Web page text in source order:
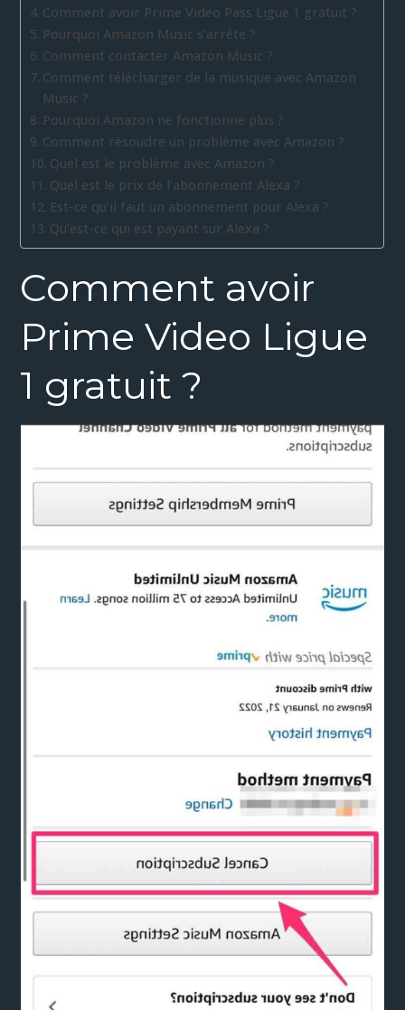
Comment avoir Prime Video Pass Ligue 1 gratuit ?
Pourquoi Amazon Music s’arrête ?
Comment contacter Amazon Music ?
Comment télécharger de la musique avec Amazon
Music ?
Pourquoi Amazon ne fonctionne plus ?
Comment résoudre un problème avec Amazon ?
Quel est le problème avec Amazon ?
Quel est le prix de l’abonnement Alexa ?
Est-ce qu’il faut un abonnement pour Alexa ?
Qu’est-ce qui est payant sur Alexa ?
Comment avoir
Prime Video Ligue
1 gratuit ?